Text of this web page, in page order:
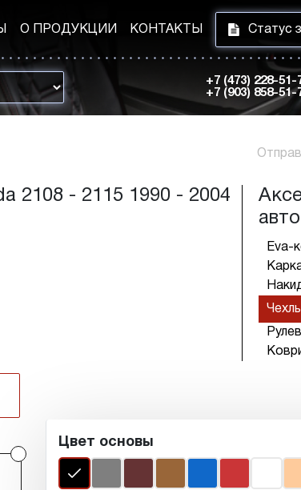
О ПРОДУКЦИИ КОНТАКТЫ i Статус
+7 (473) 228-51-
+7 (903) 858-51-
2108 - 2115 1990 - 2004
авто
Eva-
Цвет основы